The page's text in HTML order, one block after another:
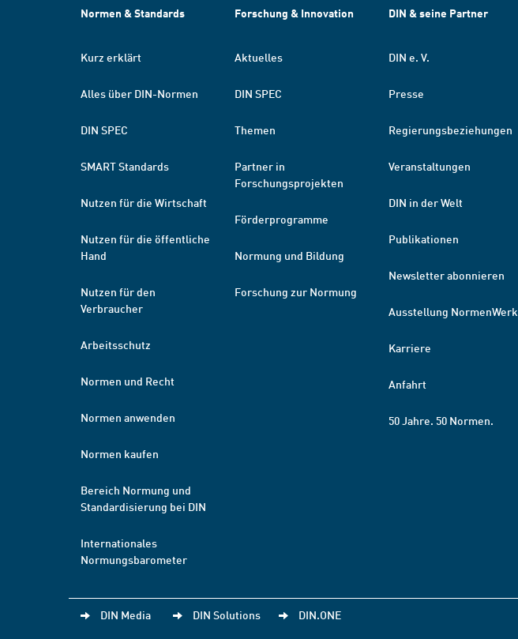
Normen & Standards
Kurz erklärt
Alles über DIN-Normen
DIN SPEC
SMART Standards
Nutzen für die Wirtschaft
Nutzen für die öffentliche
Hand
Nutzen für den
Verbraucher
Arbeitsschutz
Normen und Recht
Normen anwenden
Normen kaufen
Bereich Normung und
Standardisierung bei DIN
Internationales
Normungsbarometer
Forschung & Innovation
Aktuelles
DIN SPEC
Themen
Partner in
Forschungsprojekten
Förderprogramme
Normung und Bildung
Forschung zur Normung
DIN & seine Partner
DIN e. V.
Presse
Regierungsbeziehungen
Veranstaltungen
DIN in der Welt
Publikationen
Newsletter abonnieren
Ausstellung NormenWerk
Karriere
Anfahrt
50 Jahre. 50 Normen.
DIN Media DIN Solutions DIN.ONE